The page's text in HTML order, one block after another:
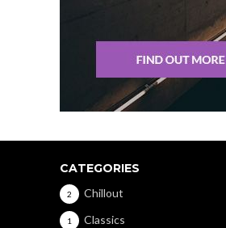
CATEGORIES
Chillout
2
Classics
1